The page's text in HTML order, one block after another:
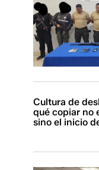
Cultura de
qué copiar no
sino el inicio